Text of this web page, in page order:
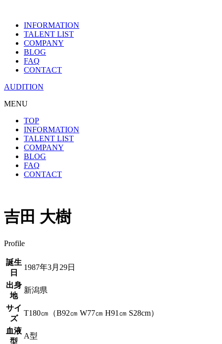
INFORMATION
TALENT LIST
COMPANY
BLOG
FAQ
CONTACT
AUDITION
MENU
TOP
INFORMATION
TALENT LIST
COMPANY
BLOG
FAQ
CONTACT
吉田 大樹
Profile
誕生
日
1987年3月29日
出身
地
新潟県
サイ
ズ
T180㎝（B92㎝ W77㎝ H91㎝ S28cm）
血液
型
A型